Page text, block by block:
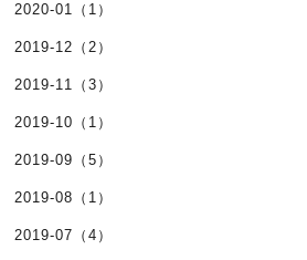
2020-01（1）
2019-12（2）
2019-11（3）
2019-10（1）
2019-09（5）
2019-08（1）
2019-07（4）